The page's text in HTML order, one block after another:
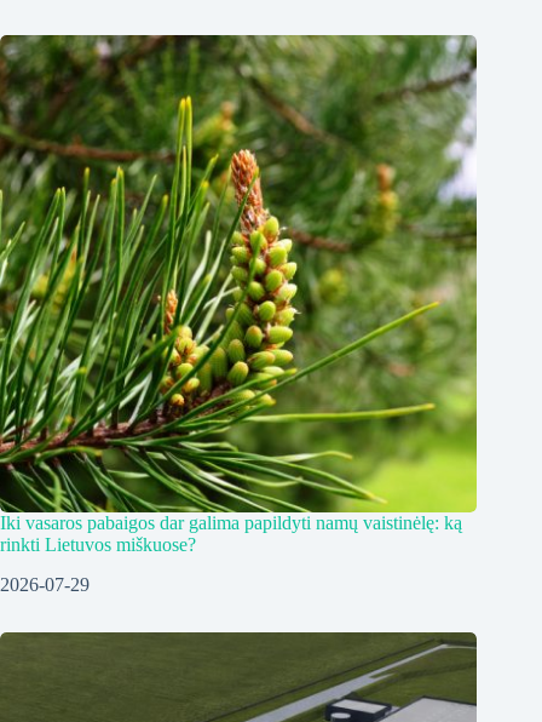
Iki vasaros pabaigos dar galima papildyti namų vaistinėlę: ką
rinkti Lietuvos miškuose?
2026-07-29